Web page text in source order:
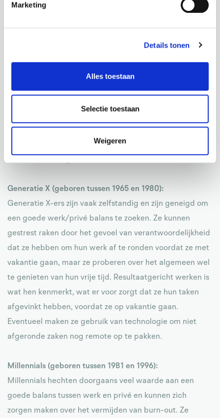
Marketing
Details tonen
Alles toestaan
Selectie toestaan
Weigeren
Een kenmerk van Boomers is dat ze leven om te werken.
Het zijn hardwerkende individuen die vaak een sterke
arbeidsethos hebben. Ze kunnen zich sterk verbonden
de neiging hebben om lange uren te werken om ervoor
te zorgen dat alles op het werk soepel verloopt voordat
Generatie X (geboren tussen 1965 en 1980):
Generatie X-ers zijn vaak zelfstandig en zijn geneigd om
een goede werk/privé balans te zoeken. Ze kunnen
gestrest raken door het gevoel van verantwoordelijkheid
dat ze hebben om hun werk af te ronden voordat ze met
vakantie gaan, maar ze proberen over het algemeen wel
te genieten van hun vrije tijd. Resultaatgericht werken is
wat hen kenmerkt, wat er voor zorgt dat ze hun taken
afgevinkt hebben, voordat ze op vakantie gaan.
Eventueel maken ze gebruik van technologie om niet
afgeronde zaken nog remote op te pakken.
Millennials (geboren tussen 1981 en 1996):
Millennials hechten doorgaans veel waarde aan een
goede balans tussen werk en privé en kunnen zich
zorgen maken over het vermijden van burn-out. Ze